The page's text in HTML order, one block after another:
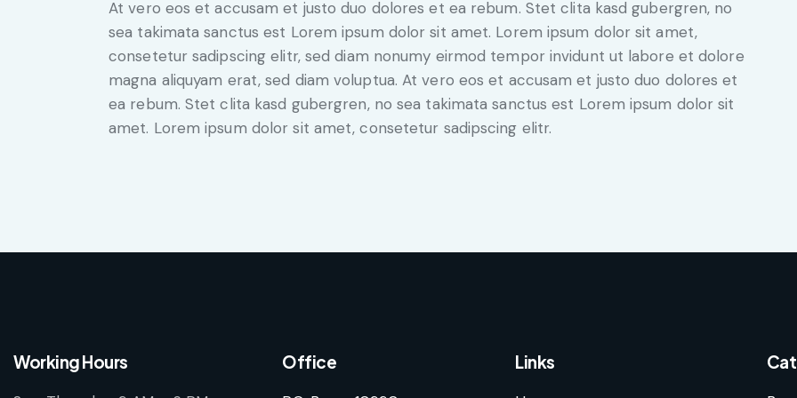
At vero eos et accusam et justo duo dolores et ea rebum. Stet clita kasd gubergren, no
sea takimata sanctus est Lorem ipsum dolor sit amet. Lorem ipsum dolor sit amet,
consetetur sadipscing elitr, sed diam nonumy eirmod tempor invidunt ut labore et dolore
magna aliquyam erat, sed diam voluptua. At vero eos et accusam et justo duo dolores et
ea rebum. Stet clita kasd gubergren, no sea takimata sanctus est Lorem ipsum dolor sit
amet. Lorem ipsum dolor sit amet, consetetur sadipscing elitr.
Working Hours Office Links